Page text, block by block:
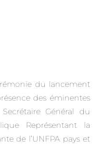
du lancement
des éminentes
Général du
Représentant la
de l’UNFPA pays et